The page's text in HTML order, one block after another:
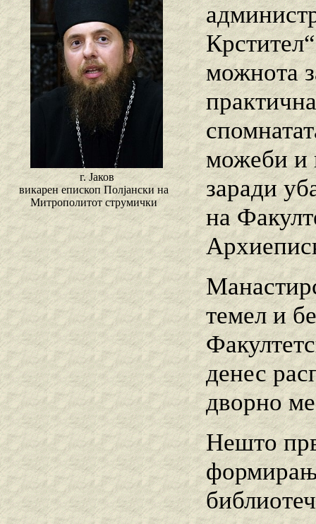
г. Јаков
викарен епископ Полјански на
Митрополитот струмички
можнота
можеби и
заради
на
темел и
денес
дворно
Нешто